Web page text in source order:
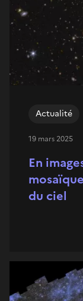
En
du ciel
Actualité
19 mars 2025